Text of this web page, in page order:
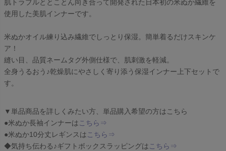
肌トラブルととことん向き合って開発された日本初の米ぬか繊維を
使用した美肌インナーです。
米ぬかオイル練り込み繊維でしっとり保湿。簡単着るだけスキンケ
ア！
縫い目、品質ネームタグ外側仕様で、肌刺激を軽減。
全身うるおう♪乾燥肌にやさしく寄り添う保湿インナー上下セットで
す。
▼単品商品を詳しくみたい方、単品購入希望の方はこちら
●米ぬか長袖インナーはこちら⇒
●米ぬか10分丈レギンスはこちら⇒
◆気持ち伝わる♪ギフトボックスラッピングはこちら⇒